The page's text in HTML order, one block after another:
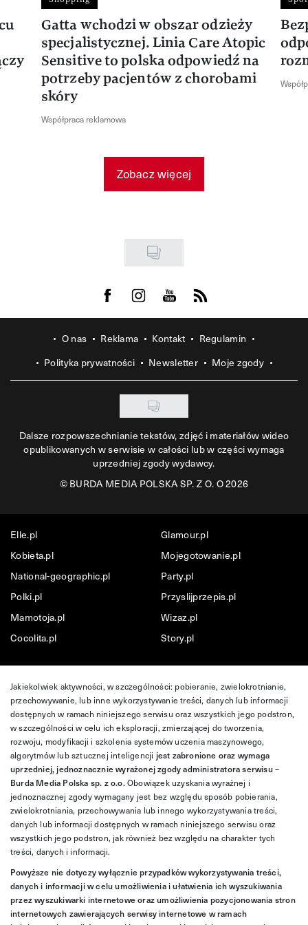
Gatta wchodzi w obszar odzieży
specjalistycznej. Linia Care Atopic
Sensitive to polska odpowiedź na
potrzeby pacjentów z chorobami
skóry
Współpraca reklamowa
Zobacz więcej
Visit us on Facebook
Visit us on Instagram
Visit us on Youtube
Visit us on Rss
O nas Reklama Kontakt
Regulamin
Polityka prywatności
Newsletter Moje zgody
Dalsze rozpowszechnianie tekstów, zdjęć i materiałów wideo
opublikowanych w serwisie w całości lub w części wymaga
uprzedniej zgody wydawcy.
©BURDA MEDIA POLSKA SP. Z O. O 2026
Elle.pl
Glamour.pl
Kobieta.pl
Mojegotowanie.pl
National-geographic.pl
Party.pl
Polki.pl
Przyslijprzepis.pl
Mamotoja.pl
Wizaz.pl
Cocolita.pl
Story.pl
Jakiekolwiek aktywności, w szczególności: pobieranie, zwielokrotnianie,
przechowywanie, lub inne wykorzystywanie treści, danych lub informacji
dostępnych w ramach niniejszego serwisu oraz wszystkich jego podstron,
w szczególności w celu ich eksploracji, zmierzającej do tworzenia,
rozwoju, modyfikacji i szkolenia systemów uczenia maszynowego,
algorytmów lub sztucznej inteligencji jest zabronione oraz wymaga
uprzedniej, jednoznacznie wyrażonej zgody administratora serwisu –
Burda Media Polska sp. z o.o.Obowiązek uzyskania wyraźnej i
jednoznacznej zgody wymagany jest bez względu sposób pobierania,
zwielokrotniania, przechowywania lub innego wykorzystywania treści,
danych lub informacji dostępnych w ramach niniejszego serwisu oraz
wszystkich jego podstron, jak również bez względu na charakter tych
treści, danych i informacji.
Powyższe nie dotyczy wyłącznie przypadków wykorzystywania treści,
danych i informacji w celu umożliwienia i ułatwienia ich wyszukiwania
przez wyszukiwarki internetowe oraz umożliwienia pozycjonowania stron
internetowych zawierających serwisy internetowe w ramach